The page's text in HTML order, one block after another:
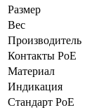
Размер
Вес
Производитель
Контакты PoE
Материал
Индикация
Стандарт PoE